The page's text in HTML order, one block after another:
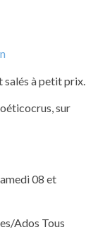
salés à petit prix.
sur
08 et
Ados Tous